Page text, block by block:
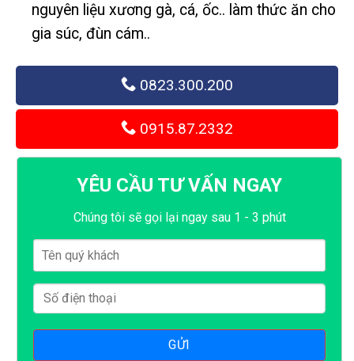
nguyên liệu xương gà, cá, ốc.. làm thức ăn cho
gia súc, đùn cám..
0823.300.200
0915.87.2332
YÊU CẦU TƯ VẤN NGAY
Chúng tôi sẽ gọi lại ngay sau 1 - 3 phút